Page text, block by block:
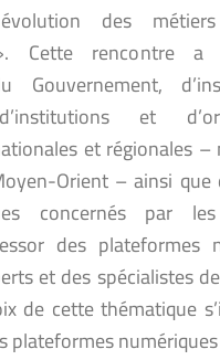
des
Cette rencontre
Gouvernement,
et
et régionales
Orient – ainsi que
concernés par
des plateformes
et des spécialistes
de cette thématique
plateformes